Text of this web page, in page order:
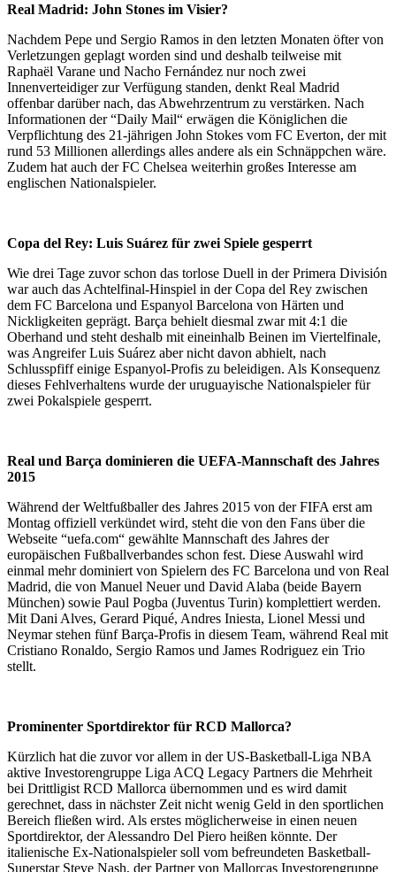
Real Madrid: John Stones im Visier?
Nachdem Pepe und Sergio Ramos in den letzten Monaten öfter von
Verletzungen geplagt worden sind und deshalb teilweise mit
Raphaël Varane und Nacho Fernández nur noch zwei
Innenverteidiger zur Verfügung standen, denkt Real Madrid
offenbar darüber nach, das Abwehrzentrum zu verstärken. Nach
Informationen der “Daily Mail“ erwägen die Königlichen die
Verpflichtung des 21-jährigen John Stokes vom FC Everton, der mit
rund 53 Millionen allerdings alles andere als ein Schnäppchen wäre.
Zudem hat auch der FC Chelsea weiterhin großes Interesse am
englischen Nationalspieler.
Copa del Rey: Luis Suárez für zwei Spiele gesperrt
Wie drei Tage zuvor schon das torlose Duell in der Primera División
war auch das Achtelfinal-Hinspiel in der Copa del Rey zwischen
dem FC Barcelona und Espanyol Barcelona von Härten und
Nickligkeiten geprägt. Barça behielt diesmal zwar mit 4:1 die
Oberhand und steht deshalb mit eineinhalb Beinen im Viertelfinale,
was Angreifer Luis Suárez aber nicht davon abhielt, nach
Schlusspfiff einige Espanyol-Profis zu beleidigen. Als Konsequenz
dieses Fehlverhaltens wurde der uruguayische Nationalspieler für
zwei Pokalspiele gesperrt.
Real und Barça dominieren die UEFA-Mannschaft des Jahres
2015
Während der Weltfußballer des Jahres 2015 von der FIFA erst am
Montag offiziell verkündet wird, steht die von den Fans über die
Webseite “uefa.com“ gewählte Mannschaft des Jahres der
europäischen Fußballverbandes schon fest. Diese Auswahl wird
einmal mehr dominiert von Spielern des FC Barcelona und von Real
Madrid, die von Manuel Neuer und David Alaba (beide Bayern
München) sowie Paul Pogba (Juventus Turin) komplettiert werden.
Mit Dani Alves, Gerard Piqué, Andres Iniesta, Lionel Messi und
Neymar stehen fünf Barça-Profis in diesem Team, während Real mit
Cristiano Ronaldo, Sergio Ramos und James Rodriguez ein Trio
stellt.
Prominenter Sportdirektor für RCD Mallorca?
Kürzlich hat die zuvor vor allem in der US-Basketball-Liga NBA
aktive Investorengruppe Liga ACQ Legacy Partners die Mehrheit
bei Drittligist RCD Mallorca übernommen und es wird damit
gerechnet, dass in nächster Zeit nicht wenig Geld in den sportlichen
Bereich fließen wird. Als erstes möglicherweise in einen neuen
Sportdirektor, der Alessandro Del Piero heißen könnte. Der
italienische Ex-Nationalspieler soll vom befreundeten Basketball-
Superstar Steve Nash, der Partner von Mallorcas Investorengruppe